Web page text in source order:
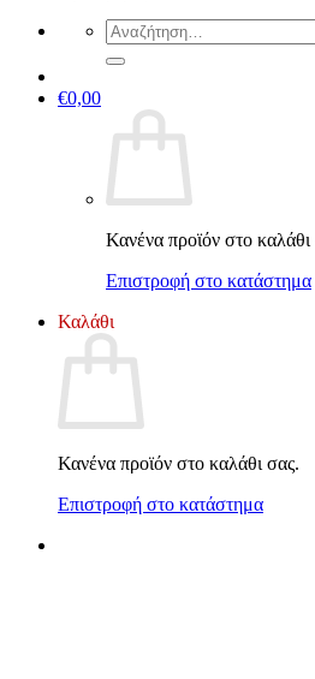
Αναζήτηση
για:
€0,00
Κανένα προϊόν στο καλάθι
Επιστροφή στο κατάστημα
Καλάθι
Κανένα προϊόν στο καλάθι σας.
Επιστροφή στο κατάστημα